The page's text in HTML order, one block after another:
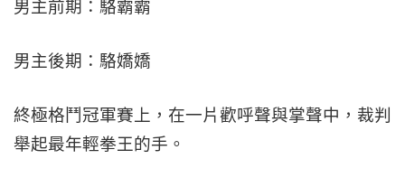
男主前期：駱霸霸
男主後期：駱嬌嬌
終極格鬥冠軍賽上，在一片歡呼聲與掌聲中，裁判
舉起最年輕拳王的手。